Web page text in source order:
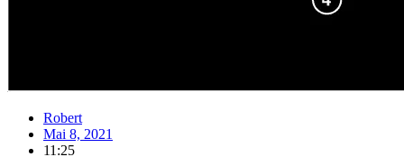
Robert
Mai 8, 2021
11:25